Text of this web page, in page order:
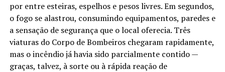
por entre esteiras, espelhos e pesos livres. Em segundos,
o fogo se alastrou, consumindo equipamentos, paredes e
a sensação de segurança que o local oferecia. Três
viaturas do Corpo de Bombeiros chegaram rapidamente,
mas o incêndio já havia sido parcialmente contido —
graças, talvez, à sorte ou à rápida reação de